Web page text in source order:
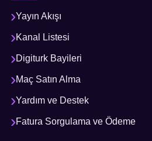
Yayın Akışı
Kanal Listesi
Digiturk Bayileri
Maç Satın Alma
Yardım ve Destek
Fatura Sorgulama ve Ödeme